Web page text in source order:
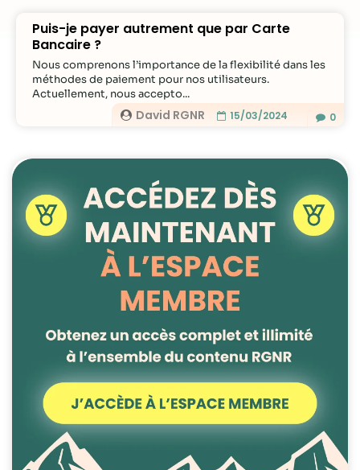
Puis-je payer autrement que par Carte
Bancaire ?
David RGNR 15/03/2024
Nous comprenons l’importance de la flexibilité dans les
méthodes de paiement pour nos utilisateurs.
Actuellement, nous accepto...
0
Ces cookies ne
facultatifs. Ils
sont
nécessaires au
fonctionnement
du site Web.
Statistiques